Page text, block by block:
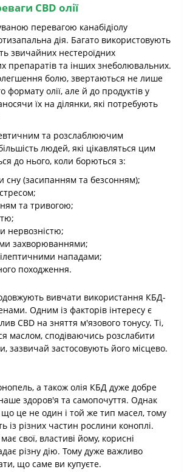
CBD олії
перевагою канабідіолу
дія. Багато використовують
звичайних нестероїдних
препаратів та інших знеболювальних.
болю, звертаються не лише
формату олії, але й до продуктів у
їх на ділянки, які потребують
та розслаблюючим
людей, які цікавляться цим
до нього, коли борються з:
сну (засипанням та безсонням);
та тривогою;
нервозністю;
захворюваннями;
нападами;
походження.
вивчати використання КБД-
Одним із факторів інтересу є
CBD на зняття м'язового тонусу. Ті,
маслом, сподіваючись розслабити
зазвичай застосовують його місцево.
а також олія КБД дуже добре
здоров'я та самопочуття. Однак
що це не один і той же тип масел, тому
із різних частин рослини коноплі.
свої, властиві йому, корисні
різну дію. Тому дуже важливо
що саме ви купуєте.